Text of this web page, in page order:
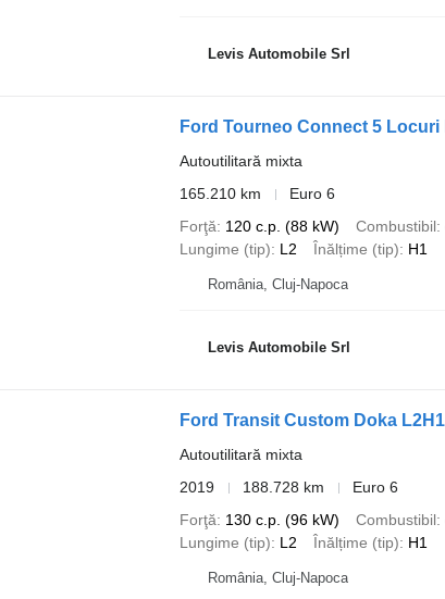
Levis Automobile Srl
Ford Tourneo Connect 5 Locuri
Autoutilitară mixta
165.210 km
Euro 6
Forţă
120 c.p. (88 kW) Combustibil
Lungime (tip)
L2 Înălțime (tip) H1
România, Cluj-Napoca
Levis Automobile Srl
Ford Transit Custom Doka L2H1
Autoutilitară mixta
2019
188.728 km
Euro 6
Forţă
130 c.p. (96 kW) Combustibil
Lungime (tip)
L2 Înălțime (tip) H1
România, Cluj-Napoca